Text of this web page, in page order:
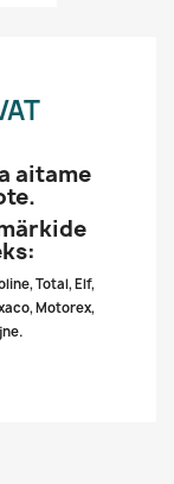
aitame
Total, Elf,
Motorex,